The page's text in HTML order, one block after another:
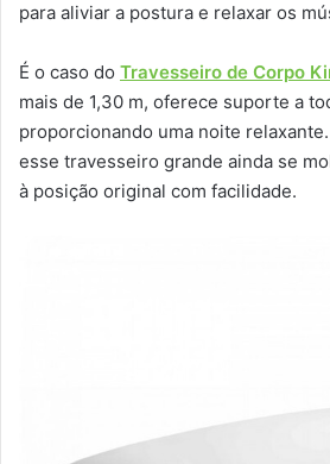
para aliviar a postura e relaxar os
É o caso do Travesseiro de Corpo
mais de 1,30 m, oferece suporte a
proporcionando uma noite
esse travesseiro grande ainda se
à posição original com facilidade.